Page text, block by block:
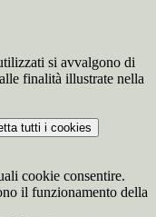
si avvalgono di
finalità illustrate nella
tutti i cookies
cookie consentire.
il funzionamento della